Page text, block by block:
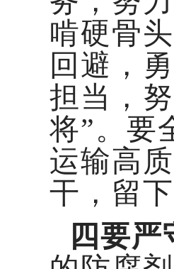
啃硬骨
回避，
担当，
将”。要
运输高
干，留
四要